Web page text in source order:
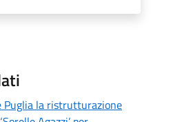
Puglia la ristrutturazione